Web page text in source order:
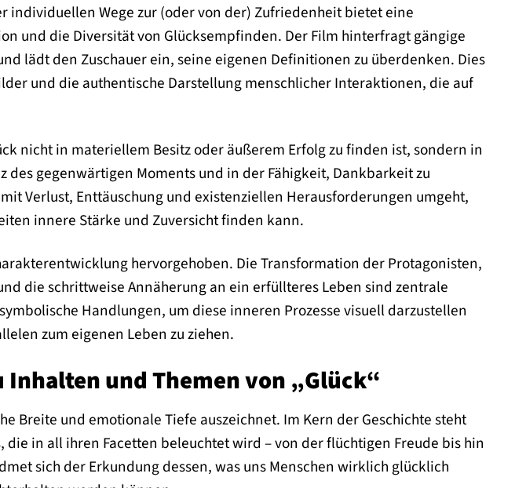
individuellen Wege zur (oder von der) Zufriedenheit bietet eine
und die Diversität von Glücksempfinden. Der Film hinterfragt gängige
lädt den Zuschauer ein, seine eigenen Definitionen zu überdenken. Dies
und die authentische Darstellung menschlicher Interaktionen, die auf
nicht in materiellem Besitz oder äußerem Erfolg zu finden ist, sondern in
des gegenwärtigen Moments und in der Fähigkeit, Dankbarkeit zu
Verlust, Enttäuschung und existenziellen Herausforderungen umgeht,
innere Stärke und Zuversicht finden kann.
hervorgehoben. Die Transformation der Protagonisten,
die schrittweise Annäherung an ein erfüllteres Leben sind zentrale
Handlungen, um diese inneren Prozesse visuell darzustellen
zum eigenen Leben zu ziehen.
und Themen von „Glück“
Breite und emotionale Tiefe auszeichnet. Im Kern der Geschichte steht
in all ihren Facetten beleuchtet wird – von der flüchtigen Freude bis hin
sich der Erkundung dessen, was uns Menschen wirklich glücklich